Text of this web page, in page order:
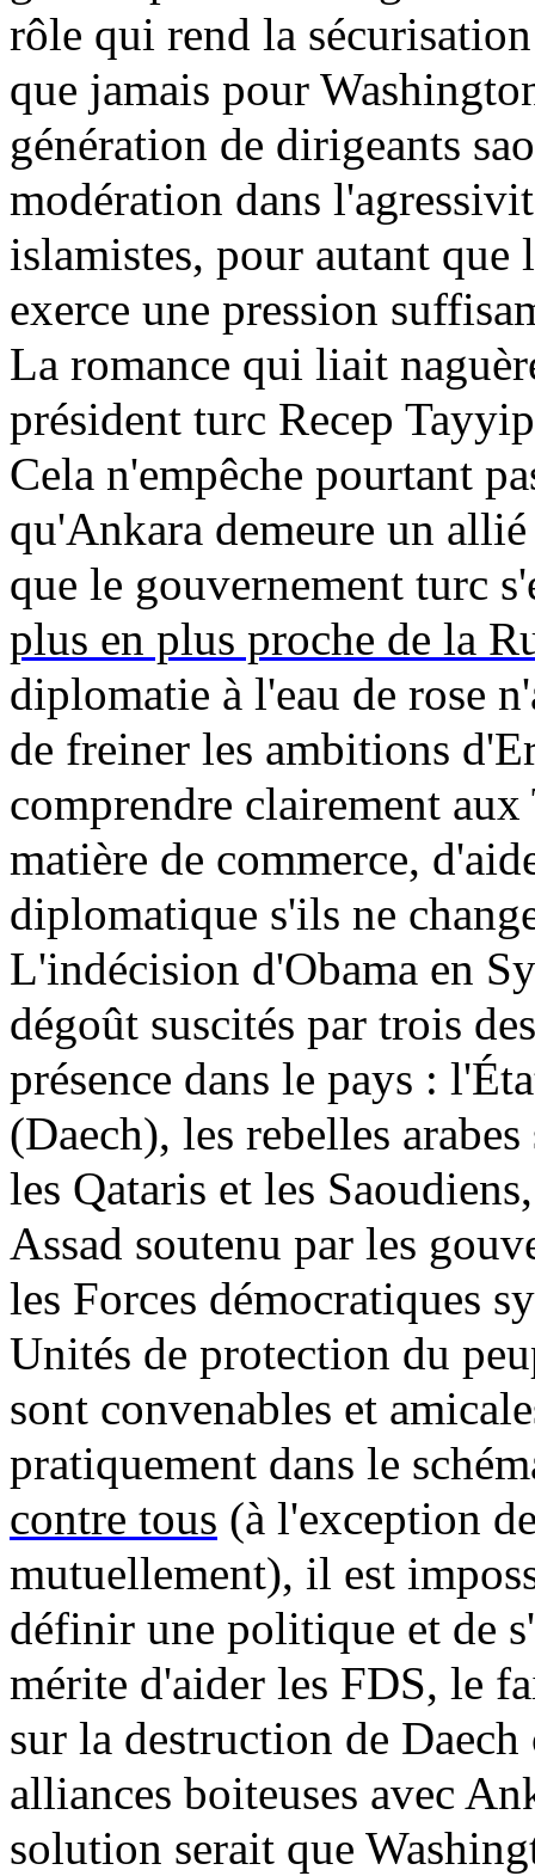
rôle qui rend la
que jamais pour
génération de dirigeants
modération dans
islamistes, pour autant que
exerce une pression
La romance qui liait
président turc Recep Tayyip
Cela n'empêche pourtant
qu'Ankara demeure un
que le gouvernement turc
plus en plus proche de la
diplomatie à l'eau de rose
de freiner les ambitions d'
comprendre clairement
matière de commerce,
diplomatique s'ils ne
L'indécision d'Obama en
dégoût suscités par trois
présence dans le pays :
(Daech), les rebelles
les Qataris et les
Assad soutenu par les
les Forces démocratiques
Unités de protection du
sont convenables et
pratiquement dans le
contre tous (à l'exception
mutuellement), il est
définir une politique et de
mérite d'aider les FDS, le
sur la destruction de Daech
alliances boiteuses avec
solution serait que